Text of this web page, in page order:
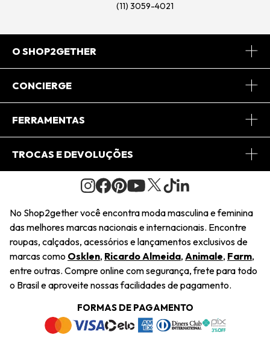
(11) 3059-4021
O SHOP2GETHER
Sobre Nós
Journal
Saiu na Mídia
Sustentabilidade
Navegando
Termos e Condições
CONCIERGE
Central de Relacionamento
Regulamento e Promoções
FERRAMENTAS
Minha Conta
Pedido de Presente
Wishlist
TROCAS E DEVOLUÇÕES
Condições Gerais
Troca Fácil
Restituição de Pagamento
Dúvidas Frequentes
Termos e Condições
Política de Privacidade
No Shop2gether você encontra moda masculina e feminina
das melhores marcas nacionais e internacionais. Encontre
roupas, calçados, acessórios e lançamentos exclusivos de
marcas como Osklen, Ricardo Almeida, Animale, Farm,
entre outras. Compre online com segurança, frete para todo
o Brasil e aproveite nossas facilidades de pagamento.
FORMAS DE PAGAMENTO